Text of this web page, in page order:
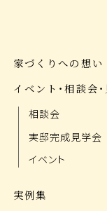
家づくりへの想い
イベント・相談会
相談会
実邸完成見学会
イベント
実例集